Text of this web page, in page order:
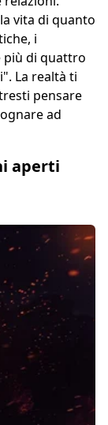
vita di quanto
i
più di quattro
La realtà ti
pensare
ad
aperti